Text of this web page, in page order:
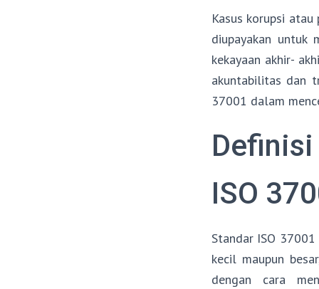
Kasus korupsi
diupayakan untuk
kekayaan akhir-
akuntabilitas dan
37001 dalam
ISO
Standar ISO
kecil maupun
dengan cara